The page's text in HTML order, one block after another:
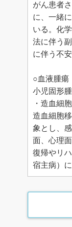
がん患者
に、一緒
いる。化
法に伴う
に伴う不
○血液腫瘍
小児固形
・造血細
造血細胞
象とし、
面、心理
復帰やリ
宿主病）